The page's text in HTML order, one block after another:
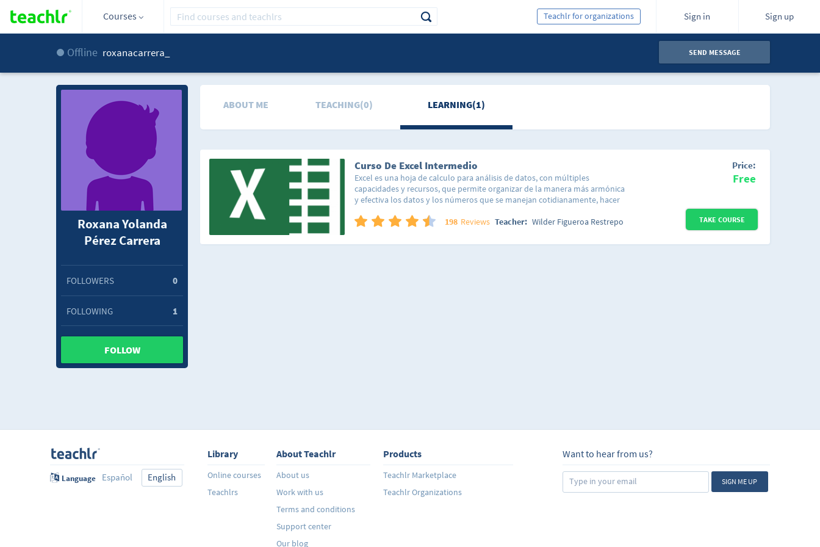
Courses Sign in Sign up
Teachlr for organizations
Offline roxanacarrera_ SEND MESSAGE
Roxana Yolanda
Pérez Carrera
FOLLOWERS 0
FOLLOWING 1
FOLLOW
ABOUT ME TEACHING(0) LEARNING(1)
Curso De Excel Intermedio
Excel es una hoja de calculo para análisis de datos, con múltiples
capacidades y recursos, que permite organizar de la manera más armónica
y efectiva los datos y los números que se manejan cotidianamente, hacer
nuestra información; crear tablas o modificar el formato de nuestras
198 Reviews Teacher: Wilder Figueroa Restrepo
Price:
Free
TAKE COURSE
Language Español English
Library
Online courses
Teachlrs
About Teachlr
About us
Work with us
Terms and conditions
Support center
Our blog
Products
Teachlr Marketplace
Teachlr Organizations
Want to hear from us?
SIGN ME UP